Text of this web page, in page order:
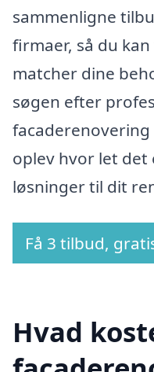
sammenligne
firmaer, så du
matcher dine
søgen efter
oplev hvor let
løsninger til dit
Få 3 tilbud,
Hvad